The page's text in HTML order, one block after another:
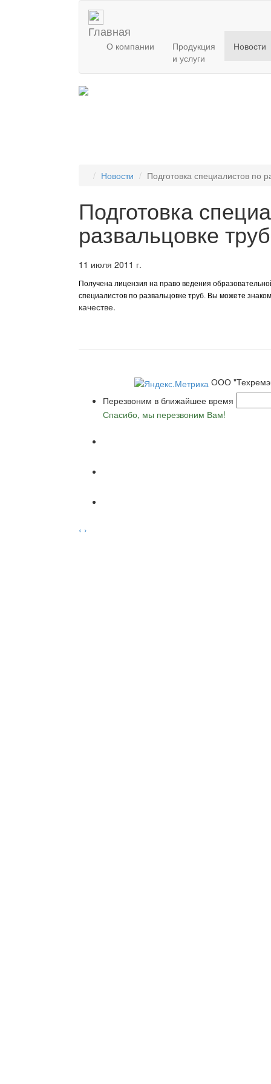
Главная
О компании
Продукция
и услуги
Новости
Новости Подготовка специалистов по
Подготовка
развальцовке труб
11 июля 2011 г.
Получена лицензия на право ведения
специалистов по развальцовке труб. Вы можете
качестве.
ООО
Перезвоним в ближайшее время
Спасибо, мы перезвоним Вам!
‹ ›